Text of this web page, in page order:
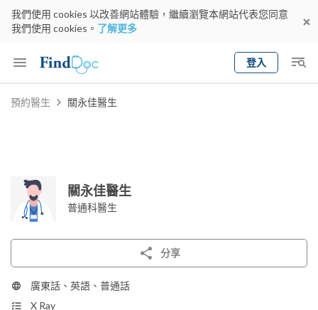
我們使用 cookies 以改善網站體驗，繼續瀏覽本網站代表您同意
我們使用 cookies。 了解更多
登入
Keyword
預約醫生 關永佳醫生
關永佳醫生
普通科醫生
分享
廣東話、英語、普通話
X Ray